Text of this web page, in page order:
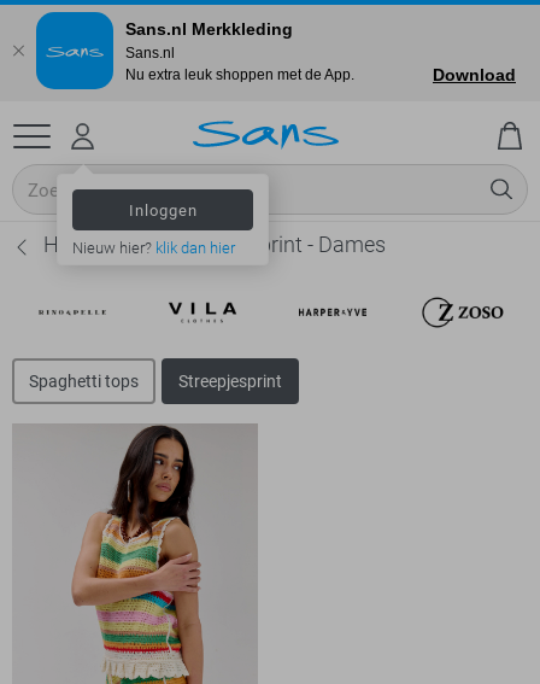
Inloggen
Nieuw hier? klik dan hier
Harper & Yve Streepjesprint - Dames
Spaghetti tops Streepjesprint
Sans.nl Merkkleding
Sans.nl
Nu extra leuk shoppen met de App.
Download